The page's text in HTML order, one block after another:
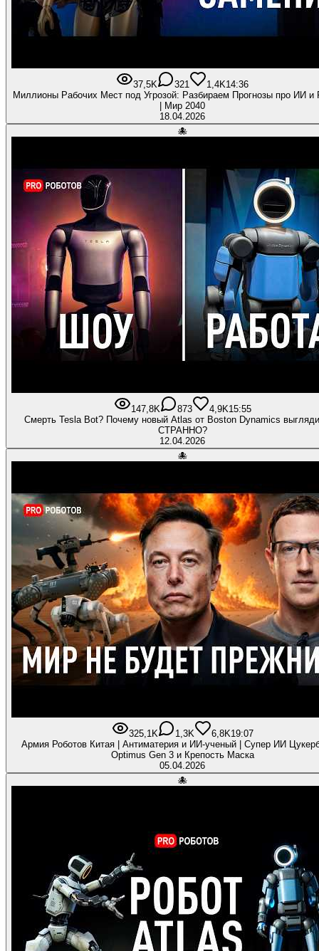
37,5K 321 1,4K14:36
Миллионы Рабочих Мест под Угрозой: Разбираем Прогнозы про ИИ и
| Мир 2040
18.04.2026
🐙
147,8K 873 4,9K15:55
Смерть Tesla Bot? Почему новый Atlas от Boston Dynamics
СТРАННО?
12.04.2026
🐙
325,1K 1,3K 6,8K19:07
Армия Роботов Китая | Антиматерия и ИИ-ученый | Супер ИИ
Optimus Gen 3 и Крепость Маска
05.04.2026
🐙